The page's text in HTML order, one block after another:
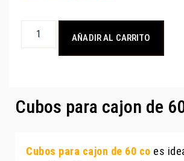
AÑADIR AL CARRITO
Cubos para cajon de
Cubos para cajon de 60 co es